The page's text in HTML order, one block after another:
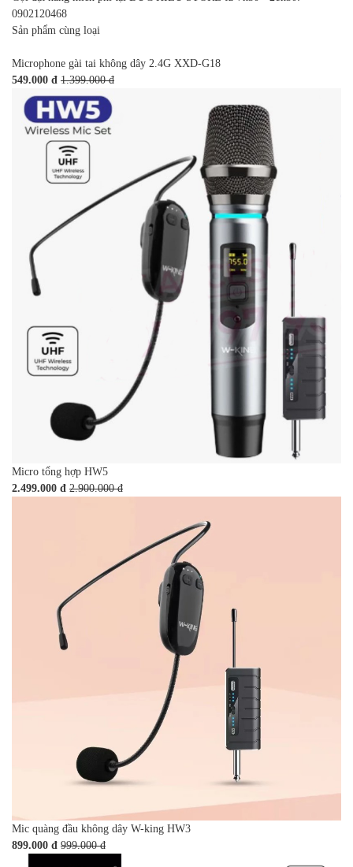
0902120468
Sản phẩm cùng loại
Microphone gài tai không dây 2.4G XXD-G18
549.000 đ 1.399.000 đ
Micro tổng hợp HW5
2.499.000 đ 2.900.000 đ
Mic quàng đầu không dây W-king HW3
899.000 đ 999.000 đ